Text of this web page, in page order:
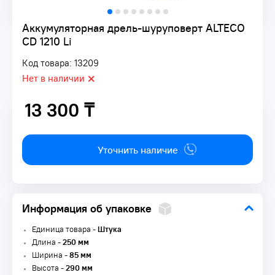
Аккумуляторная дрель-шуруповерт ALTECO
CD 1210 Li
Код товара: 13209
Нет в наличии
13 300 ₸
13 300 ₸
Уточнить наличие
Информация об упаковке
Единица товара -Штука
Длина -250 мм
Ширина -85 мм
Высота -290 мм